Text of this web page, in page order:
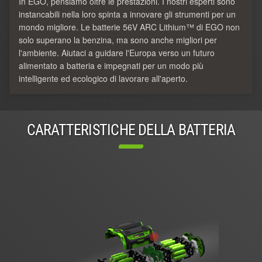
instancabili nella loro spinta a innovare gli strumenti per un
mondo migliore. Le batterie 56V ARC Lithium™ di EGO non
solo superano la benzina, ma sono anche migliori per
l'ambiente. Aiutaci a guidare l'Europa verso un futuro
alimentato a batteria e impegnati per un modo più
intelligente ed ecologico di lavorare all'aperto.
CARATTERISTICHE DELLA BATTERIA